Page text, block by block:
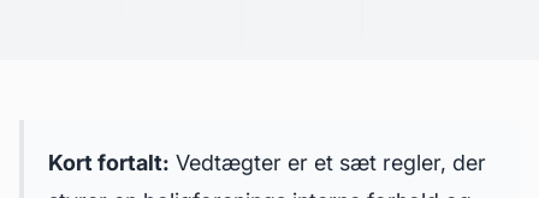
Kort fortalt: Vedtægter er et sæt regler, der